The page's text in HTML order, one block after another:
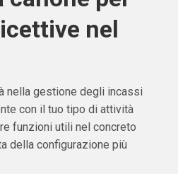
nel
nella gestione degli incassi
con il tuo tipo di attività
funzioni utili nel concreto
della configurazione più